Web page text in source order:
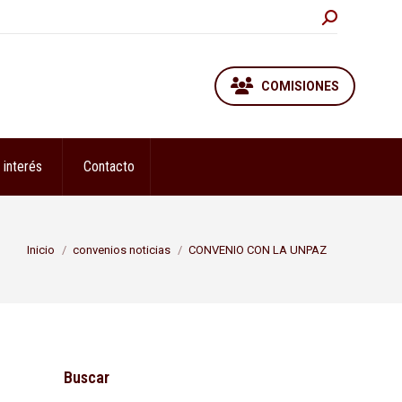
Buscar:
COMISIONES
Contacto
Estás aquí:
Inicio convenios noticias CONVENIO CON LA UNPAZ
Buscar